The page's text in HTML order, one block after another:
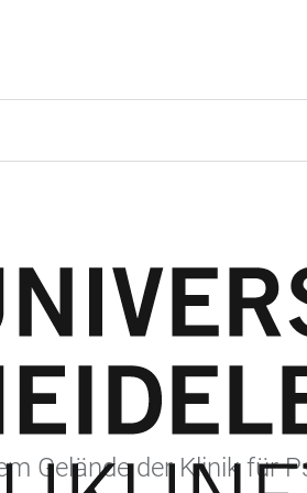
Gelände der Klinik für